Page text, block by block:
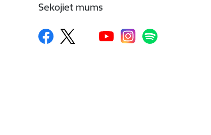
Sekojiet mums